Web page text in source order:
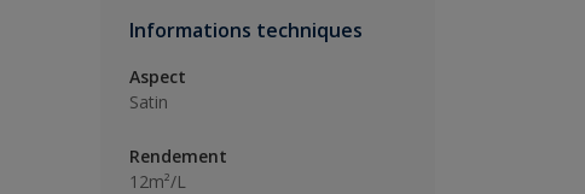
Informations techniques
Aspect
Satin
Rendement
12m²/L